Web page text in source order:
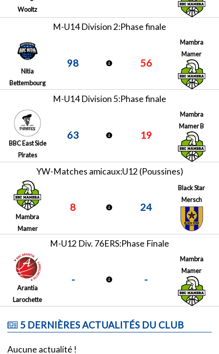
Wooltz
M-U14 Division 2:Phase finale
Nitia
Bettembourg
98 56
Mambra
Mamer
M-U14 Division 5:Phase finale
BBC East Side
Pirates
63 19
Mambra
Mamer B
YW-Matches amicaux:U12 (Poussines)
Mambra
Mamer
8 24
Black Star
Mersch
M-U12 Div. 76ERS:Phase Finale
Arantia
Larochette
- -
Mambra
Mamer
5 DERNIÈRES ACTUALITÉS DU CLUB
Aucune actualité !